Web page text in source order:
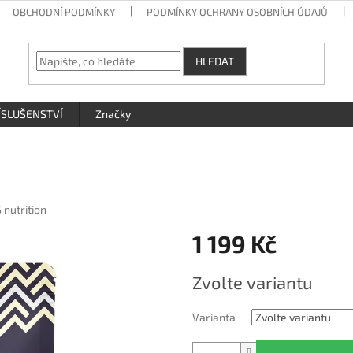
OBCHODNÍ PODMÍNKY PODMÍNKY OCHRANY OSOBNÍCH ÚDAJŮ
HLEDAT
Značky
nutrition
1 199 Kč
cena:
Zvolte variantu
Varianta